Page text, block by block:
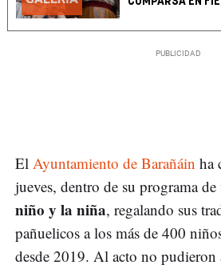
El Ayuntamiento de Barañáin ha
jueves, dentro de su programa de
niño y la niña, regalando sus
pañuelicos a los más de 400
desde 2019. Al acto no pudieron